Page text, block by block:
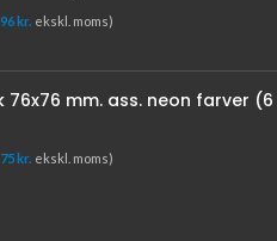
kr. ekskl. moms)
mm. ass. neon farver (6
kr. ekskl. moms)